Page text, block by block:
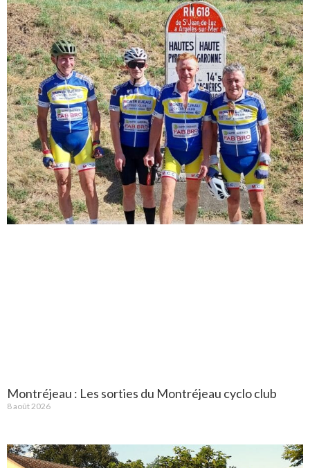
Montréjeau : Les sorties du Montréjeau cyclo club
8 août 2026